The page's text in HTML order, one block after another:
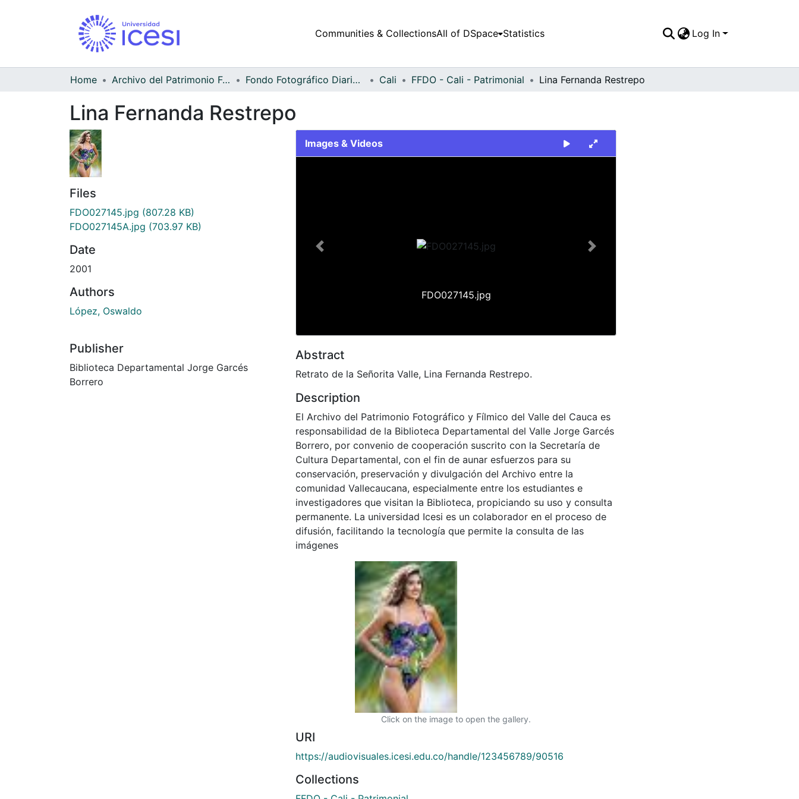
Communities & CollectionsAll of DSpace Statistics Log In
Home Archivo del Patrimonio Fotográfico y Fílmico del Valle del Cauca Fondo Fotográfico Diario Occidente Cali FFDO - Cali - Patrimonial Lina Fernanda Restrepo
Lina Fernanda Restrepo
Files
FDO027145.jpg (807.28 KB)
FDO027145A.jpg (703.97 KB)
Date
2001
Authors
López, Oswaldo
Publisher
Biblioteca Departamental Jorge Garcés
Borrero
Images & Videos
FDO027145.jpg
Previous Next
Abstract
Retrato de la Señorita Valle, Lina Fernanda Restrepo.
Description
El Archivo del Patrimonio Fotográfico y Fílmico del Valle del Cauca es
responsabilidad de la Biblioteca Departamental del Valle Jorge Garcés
Borrero, por convenio de cooperación suscrito con la Secretaría de
Cultura Departamental, con el fin de aunar esfuerzos para su
conservación, preservación y divulgación del Archivo entre la
comunidad Vallecaucana, especialmente entre los estudiantes e
investigadores que visitan la Biblioteca, propiciando su uso y consulta
permanente. La universidad Icesi es un colaborador en el proceso de
difusión, facilitando la tecnología que permite la consulta de las
imágenes
Click on the image to open the gallery.
URI
https://audiovisuales.icesi.edu.co/handle/123456789/90516
Collections